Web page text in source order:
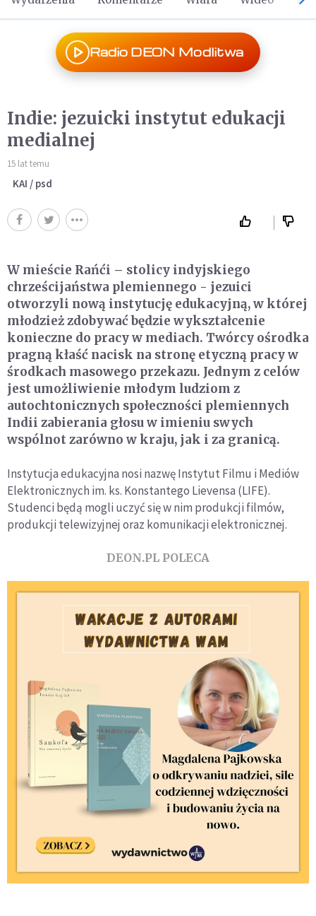
Radio DEON Modlitwa
Indie: jezuicki instytut edukacji
medialnej
15 lat temu
KAI / psd
W mieście Rańći – stolicy indyjskiego
chrześcijaństwa plemiennego - jezuici
otworzyli nową instytucję edukacyjną, w której
młodzież zdobywać będzie wykształcenie
konieczne do pracy w mediach. Twórcy ośrodka
pragną kłaść nacisk na stronę etyczną pracy w
środkach masowego przekazu. Jednym z celów
jest umożliwienie młodym ludziom z
autochtonicznych społeczności plemiennych
Indii zabierania głosu w imieniu swych
wspólnot zarówno w kraju, jak i za granicą.
Instytucja edukacyjna nosi nazwę Instytut Filmu i Mediów
Elektronicznych im. ks. Konstantego Lievensa (LIFE).
Studenci będą mogli uczyć się w nim produkcji filmów,
produkcji telewizyjnej oraz komunikacji elektronicznej.
DEON.PL POLECA